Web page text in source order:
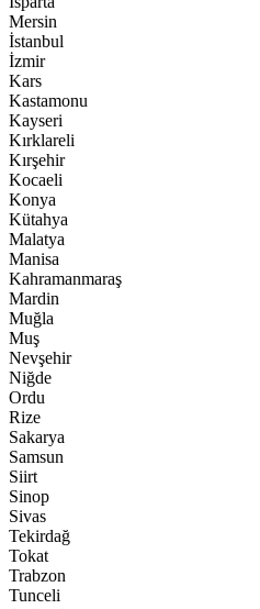
Mersin
İstanbul
İzmir
Kars
Kastamonu
Kayseri
Kırklareli
Kırşehir
Kocaeli
Konya
Kütahya
Malatya
Manisa
Kahramanmaraş
Mardin
Muğla
Muş
Nevşehir
Niğde
Ordu
Rize
Sakarya
Samsun
Siirt
Sinop
Sivas
Tekirdağ
Tokat
Trabzon
Tunceli